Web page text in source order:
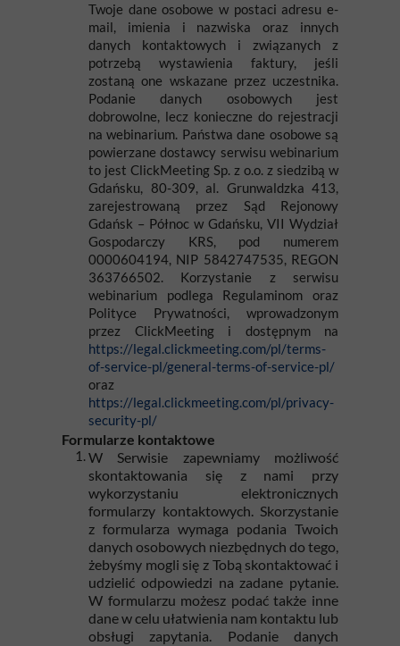
Twoje dane osobowe w postaci adresu e-
mail, imienia i nazwiska oraz innych
danych kontaktowych i związanych z
potrzebą wystawienia faktury, jeśli
zostaną one wskazane przez uczestnika.
Podanie danych osobowych jest
dobrowolne, lecz konieczne do rejestracji
na webinarium. Państwa dane osobowe są
powierzane dostawcy serwisu webinarium
to jest ClickMeeting Sp. z o.o. z siedzibą w
Gdańsku, 80-309, al. Grunwaldzka 413,
zarejestrowaną przez Sąd Rejonowy
Gdańsk – Północ w Gdańsku, VII Wydział
Gospodarczy KRS, pod numerem
0000604194, NIP 5842747535, REGON
363766502. Korzystanie z serwisu
webinarium podlega Regulaminom oraz
Polityce Prywatności, wprowadzonym
przez ClickMeeting i dostępnym na
https://legal.clickmeeting.com/pl/terms-
of-service-pl/general-terms-of-service-pl/
oraz
https://legal.clickmeeting.com/pl/privacy-
security-pl/
Formularze kontaktowe
W Serwisie zapewniamy możliwość
skontaktowania się z nami przy
wykorzystaniu elektronicznych
formularzy kontaktowych. Skorzystanie
z formularza wymaga podania Twoich
danych osobowych niezbędnych do tego,
żebyśmy mogli się z Tobą skontaktować i
udzielić odpowiedzi na zadane pytanie.
W formularzu możesz podać także inne
dane w celu ułatwienia nam kontaktu lub
obsługi zapytania. Podanie danych